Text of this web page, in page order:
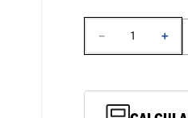
＋
－